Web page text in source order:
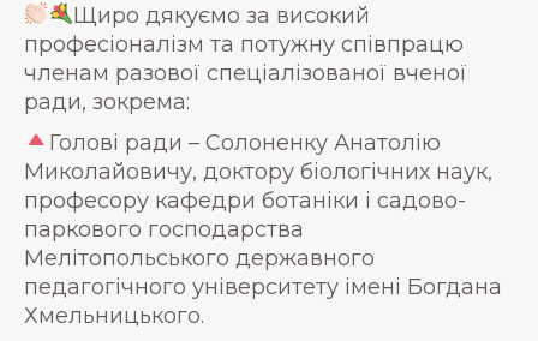
Щиро дякуємо за високий
професіоналізм та потужну співпрацю
членам разової спеціалізованої вченої
ради, зокрема:
Голові ради – Солоненку Анатолію
Миколайовичу, доктору біологічних наук,
професору кафедри ботаніки і садово-
паркового господарства
Мелітопольського державного
педагогічного університету імені Богдана
Хмельницького.